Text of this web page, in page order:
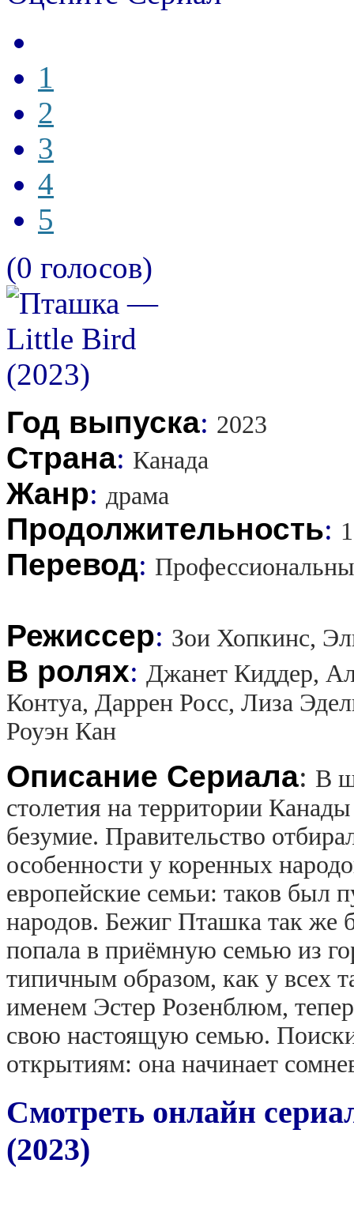
1
2
3
4
5
(0 голосов)
Год выпуска: 2023
Страна: Канада
Жанр: драма
Продолжительность:
Перевод:
Режиссер: Зои Хопкинс,
В ролях: Джанет Киддер,
Контуа, Даррен Росс, Лиза
Роуэн Кан
Описание Сериала: В
столетия на территории
безумие. Правительство
особенности у коренных
европейские семьи: таков был
народов. Бежиг Пташка так же
попала в приёмную семью из
типичным образом, как у всех
именем Эстер Розенблюм,
свою настоящую семью.
открытиям: она начинает
Смотреть онлайн
(2023)